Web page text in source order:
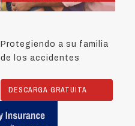
Protegiendo a su familia
de los accidentes
DESCARGA GRATUITA